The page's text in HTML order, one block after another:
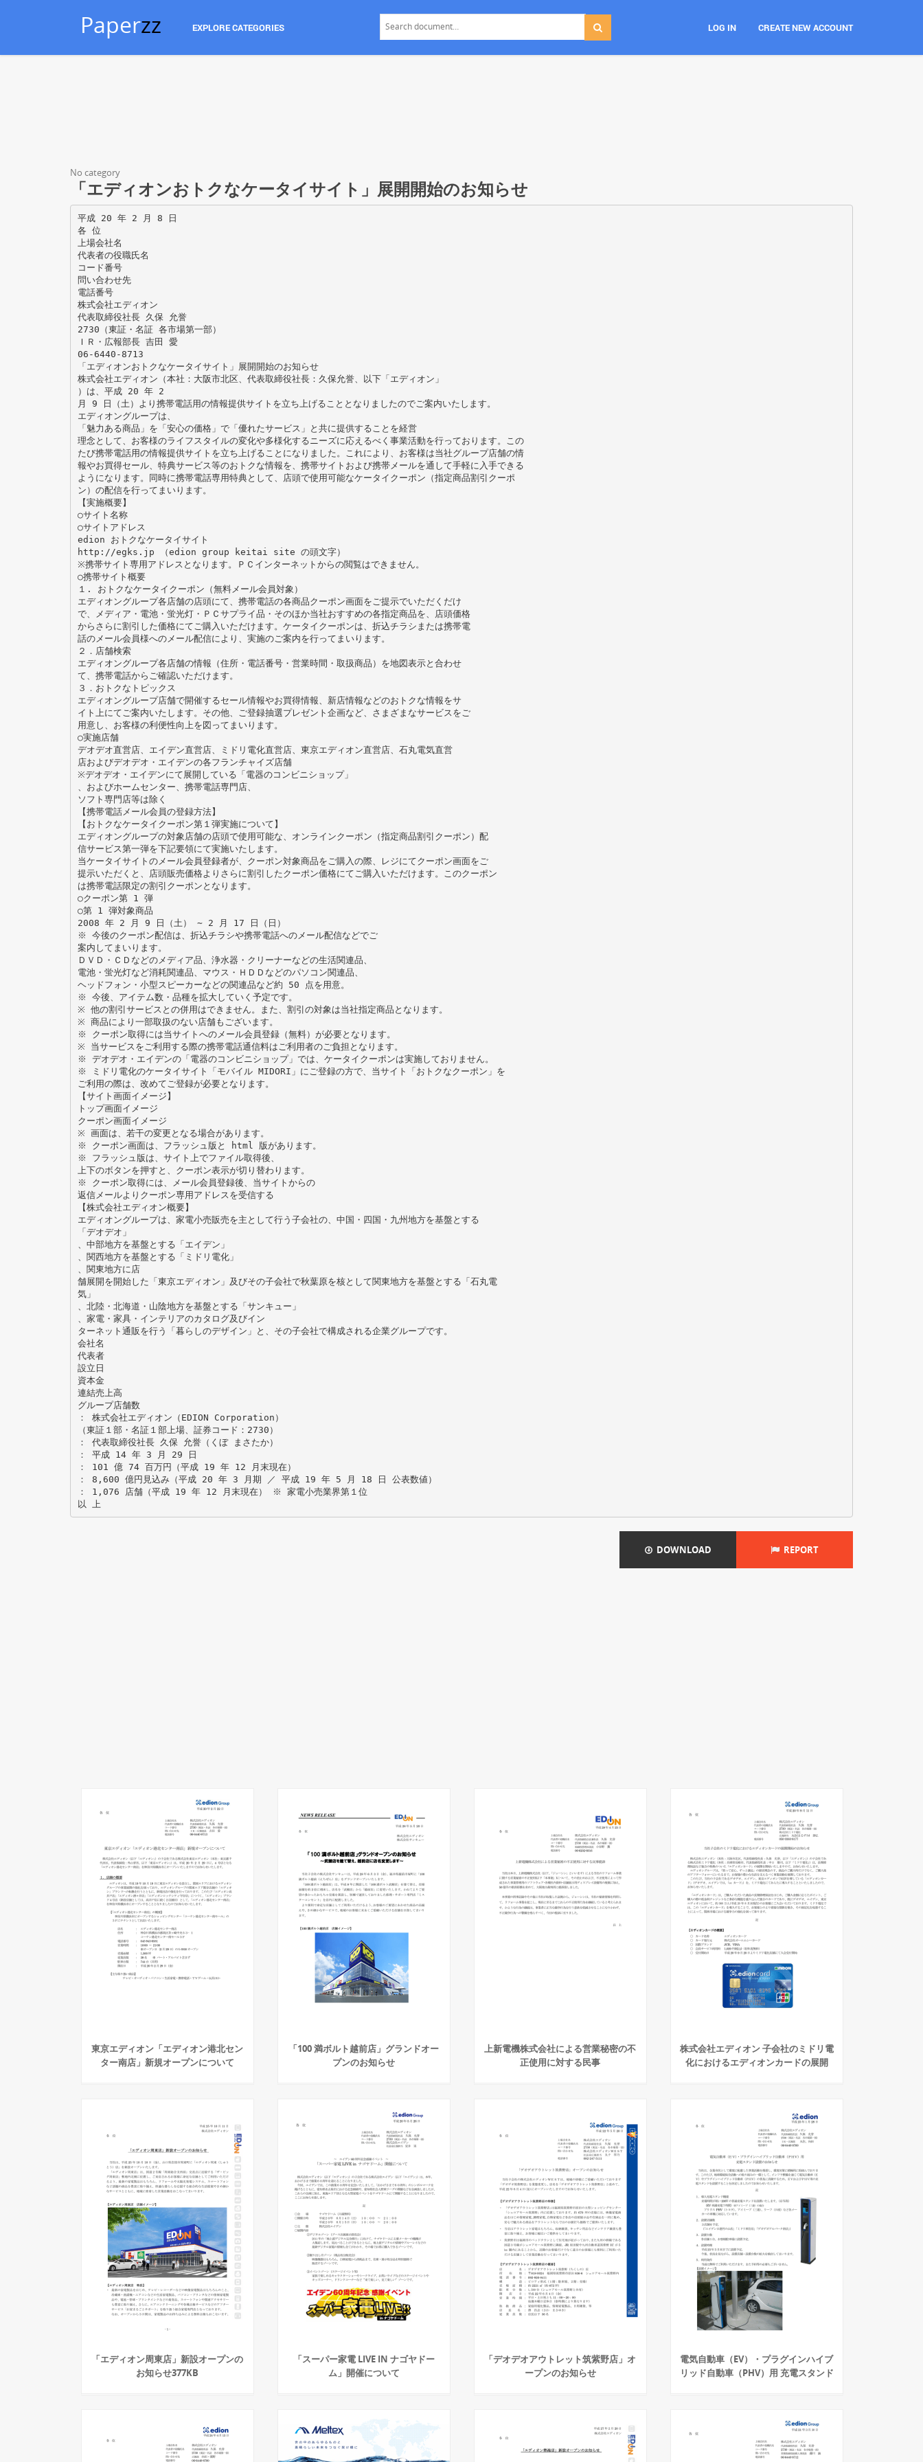
Paperzz EXPLORE CATEGORIES LOG IN CREATE NEW ACCOUNT
No category
「エディオンおトクなケータイサイト」展開開始のお知らせ
平成 20 年 2 月 8 日
各 位
上場会社名
代表者の役職氏名
コード番号
問い合わせ先
電話番号
株式会社エディオン
代表取締役社長 久保 允誉
2730（東証・名証 各市場第一部）
ＩＲ・広報部長 吉田 愛
06-6440-8713
「エディオンおトクなケータイサイト」展開開始のお知らせ
株式会社エディオン（本社：大阪市北区、代表取締役社長：久保允誉、以下「エディオン」
）は、平成 20 年 2
月 9 日（土）より携帯電話用の情報提供サイトを立ち上げることとなりましたのでご案内いたします。
エディオングループは、
「魅力ある商品」を「安心の価格」で「優れたサービス」と共に提供することを経営
理念として、お客様のライフスタイルの変化や多様化するニーズに応えるべく事業活動を行っております。この
たび携帯電話用の情報提供サイトを立ち上げることになりました。これにより、お客様は当社グループ店舗の情
報やお買得セール、特典サービス等のおトクな情報を、携帯サイトおよび携帯メールを通して手軽に入手できる
ようになります。同時に携帯電話専用特典として、店頭で使用可能なケータイクーポン（指定商品割引クーポ
ン）の配信を行ってまいります。
【実施概要】
○サイト名称
○サイトアドレス
edion おトクなケータイサイト
http://egks.jp （edion group keitai site の頭文字）
※携帯サイト専用アドレスとなります。ＰＣインターネットからの閲覧はできません。
○携帯サイト概要
１. おトクなケータイクーポン（無料メール会員対象）
エディオングループ各店舗の店頭にて、携帯電話の各商品クーポン画面をご提示でいただくだけ
で、メディア・電池・蛍光灯・ＰＣサプライ品・そのほか当社おすすめの各指定商品を、店頭価格
からさらに割引した価格にてご購入いただけます。ケータイクーポンは、折込チラシまたは携帯電
話のメール会員様へのメール配信により、実施のご案内を行ってまいります。
２．店舗検索
エディオングループ各店舗の情報（住所・電話番号・営業時間・取扱商品）を地図表示と合わせ
て、携帯電話からご確認いただけます。
３．おトクなトピックス
エディオングループ店舗で開催するセール情報やお買得情報、新店情報などのおトクな情報をサ
イト上にてご案内いたします。その他、ご登録抽選プレゼント企画など、さまざまなサービスをご
用意し、お客様の利便性向上を図ってまいります。
○実施店舗
デオデオ直営店、エイデン直営店、ミドリ電化直営店、東京エディオン直営店、石丸電気直営
店およびデオデオ・エイデンの各フランチャイズ店舗
※デオデオ・エイデンにて展開している「電器のコンビニショップ」
、およびホームセンター、携帯電話専門店、
ソフト専門店等は除く
【携帯電話メール会員の登録方法】
【おトクなケータイクーポン第１弾実施について】
エディオングループの対象店舗の店頭で使用可能な、オンラインクーポン（指定商品割引クーポン）配
信サービス第一弾を下記要領にて実施いたします。
当ケータイサイトのメール会員登録者が、クーポン対象商品をご購入の際、レジにてクーポン画面をご
提示いただくと、店頭販売価格よりさらに割引したクーポン価格にてご購入いただけます。このクーポン
は携帯電話限定の割引クーポンとなります。
○クーポン第 1 弾
○第 1 弾対象商品
2008 年 2 月 9 日（土） ∼ 2 月 17 日（日）
※ 今後のクーポン配信は、折込チラシや携帯電話へのメール配信などでご
案内してまいります。
ＤＶＤ・ＣＤなどのメディア品、浄水器・クリーナーなどの生活関連品、
電池・蛍光灯など消耗関連品、マウス・ＨＤＤなどのパソコン関連品、
ヘッドフォン・小型スピーカーなどの関連品など約 50 点を用意。
※ 今後、アイテム数・品種を拡大していく予定です。
※ 他の割引サービスとの併用はできません。また、割引の対象は当社指定商品となります。
※ 商品により一部取扱のない店舗もございます。
※ クーポン取得には当サイトへのメール会員登録（無料）が必要となります。
※ 当サービスをご利用する際の携帯電話通信料はご利用者のご負担となります。
※ デオデオ・エイデンの「電器のコンビニショップ」では、ケータイクーポンは実施しておりません。
※ ミドリ電化のケータイサイト「モバイル MIDORI」にご登録の方で、当サイト「おトクなクーポン」を
ご利用の際は、改めてご登録が必要となります。
【サイト画面イメージ】
トップ画面イメージ
クーポン画面イメージ
※ 画面は、若干の変更となる場合があります。
※ クーポン画面は、フラッシュ版と html 版があります。
※ フラッシュ版は、サイト上でファイル取得後、
上下のボタンを押すと、クーポン表示が切り替わります。
※ クーポン取得には、メール会員登録後、当サイトからの
返信メールよりクーポン専用アドレスを受信する
【株式会社エディオン概要】
エディオングループは、家電小売販売を主として行う子会社の、中国・四国・九州地方を基盤とする
「デオデオ」
、中部地方を基盤とする「エイデン」
、関西地方を基盤とする「ミドリ電化」
、関東地方に店
舗展開を開始した「東京エディオン」及びその子会社で秋葉原を核として関東地方を基盤とする「石丸電
気」
、北陸・北海道・山陰地方を基盤とする「サンキュー」
、家電・家具・インテリアのカタログ及びイン
ターネット通販を行う「暮らしのデザイン」と、その子会社で構成される企業グループです。
会社名
代表者
設立日
資本金
連結売上高
グループ店舗数
： 株式会社エディオン（EDION Corporation）
（東証１部・名証１部上場、証券コード：2730）
： 代表取締役社長 久保 允誉（くぼ まさたか）
： 平成 14 年 3 月 29 日
： 101 億 74 百万円（平成 19 年 12 月末現在）
： 8,600 億円見込み（平成 20 年 3 月期 ／ 平成 19 年 5 月 18 日 公表数値）
： 1,076 店舗（平成 19 年 12 月末現在） ※ 家電小売業界第１位
DOWNLOAD REPORT
東京エディオン「エディオン港北セン
ター南店」新規オープンについて
「100 満ボルト越前店」グランドオー
プンのお知らせ
上新電機株式会社による営業秘密の不
正使用に対する民事
株式会社エディオン 子会社のミドリ電
化におけるエディオンカードの展開
「エディオン周東店」新設オープンの
お知らせ377KB
「スーパー家電 LIVE IN ナゴヤドー
ム」開催について
「デオデオアウトレット筑紫野店」オ
ープンのお知らせ
電気自動車（EV）・プラグインハイブ
リッド自動車（PHV）用 充電スタンド